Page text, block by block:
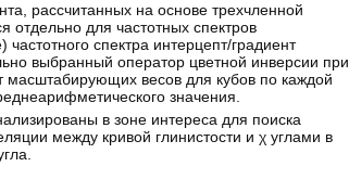
рассчитанных на основе трехчленной
отдельно для частотных спектров
спектра интерцепт/градиент
выбранный оператор цветной инверсии при
весов для кубов по каждой
значения.
в зоне интереса для поиска
между кривой глинистости и χ углами в